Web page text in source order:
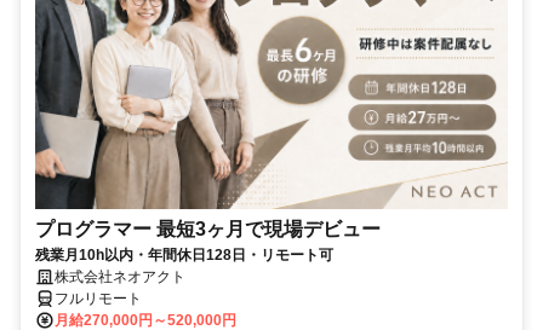
プログラマー 最短3ヶ月で現場デビュー
残業月10h以内・年間休日128日・リモート可
株式会社ネオアクト
フルリモート
月給270,000円～520,000円